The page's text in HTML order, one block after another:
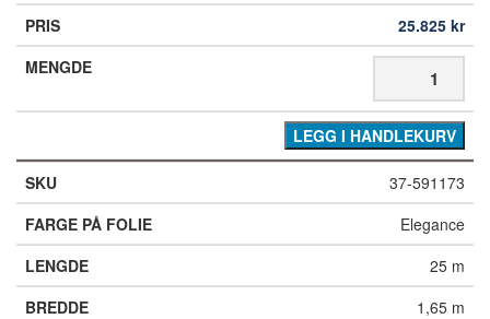
25.825 kr
LEGG I HANDLEKURV
37-591173
Elegance
25 m
1,65 m